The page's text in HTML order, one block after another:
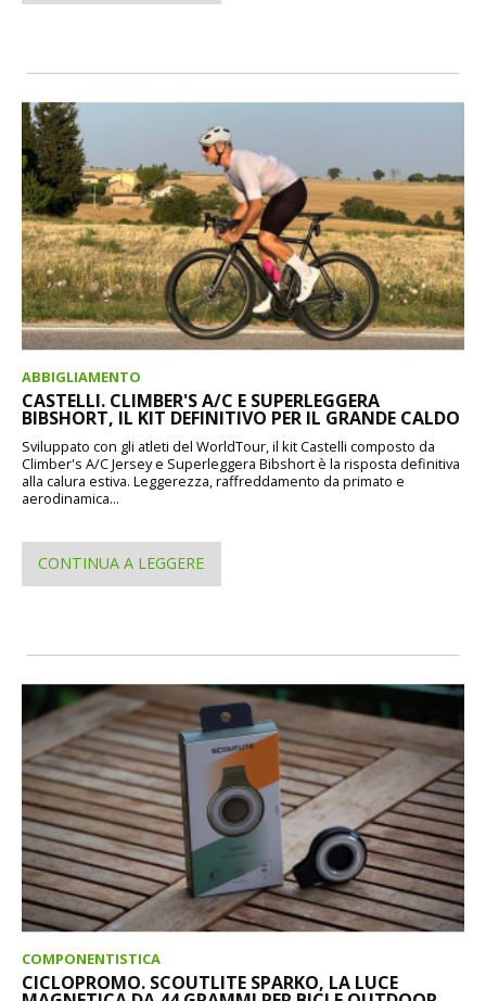
ABBIGLIAMENTO
CASTELLI. CLIMBER'S A/C E SUPERLEGGERA
BIBSHORT, IL KIT DEFINITIVO PER IL GRANDE CALDO
Sviluppato con gli atleti del WorldTour, il kit Castelli composto da
Climber's A/C Jersey e Superleggera Bibshort è la risposta definitiva
alla calura estiva. Leggerezza, raffreddamento da primato e
aerodinamica...
CONTINUA A LEGGERE
COMPONENTISTICA
CICLOPROMO. SCOUTLITE SPARKO, LA LUCE